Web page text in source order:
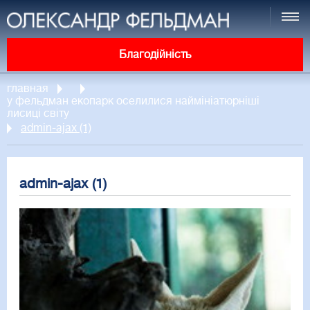
Благодійність
главная
у фельдман екопарк оселилися наймініатюрніші
лисиці світу
admin-ajax (1)
admin-ajax (1)